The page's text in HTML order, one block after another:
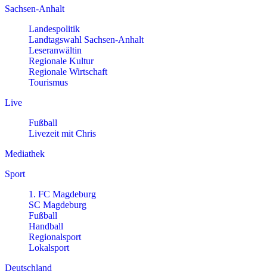
Sachsen-Anhalt
Landespolitik
Landtagswahl Sachsen-Anhalt
Leseranwältin
Regionale Kultur
Regionale Wirtschaft
Tourismus
Live
Fußball
Livezeit mit Chris
Mediathek
Sport
1. FC Magdeburg
SC Magdeburg
Fußball
Handball
Regionalsport
Lokalsport
Deutschland